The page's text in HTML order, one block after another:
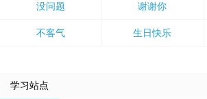
没问题 谢谢你
不客气 生日快乐
学习站点